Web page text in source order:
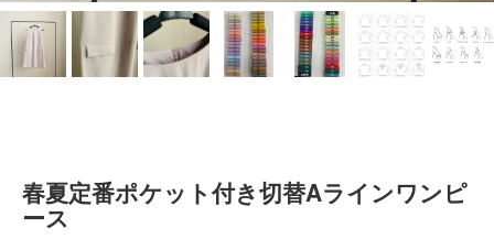
春夏定番ポケット付き切替Aラインワンピ
ース